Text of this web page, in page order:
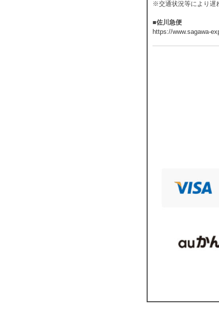
※交通状況等により遅
■佐川急便
https://www.sagawa-